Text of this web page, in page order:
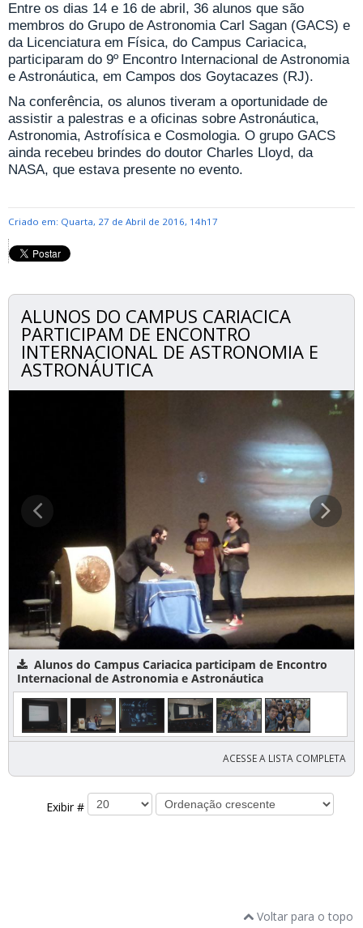
Entre os dias 14 e 16 de abril, 36 alunos que são
membros do Grupo de Astronomia Carl Sagan (GACS) e
da Licenciatura em Física, do Campus Cariacica,
participaram do 9º Encontro Internacional de Astronomia
e Astronáutica, em Campos dos Goytacazes (RJ).
Na conferência, os alunos tiveram a oportunidade de
assistir a palestras e a oficinas sobre Astronáutica,
Astronomia, Astrofísica e Cosmologia. O grupo GACS
ainda recebeu brindes do doutor Charles Lloyd, da
NASA, que estava presente no evento.
Criado em: Quarta, 27 de Abril de 2016, 14h17
ALUNOS DO CAMPUS CARIACICA
PARTICIPAM DE ENCONTRO
INTERNACIONAL DE ASTRONOMIA E
ASTRONÁUTICA
Alunos do Campus Cariacica participam de Encontro
Internacional de Astronomia e Astronáutica
ACESSE A LISTA COMPLETA
Exibir #
Voltar para o topo